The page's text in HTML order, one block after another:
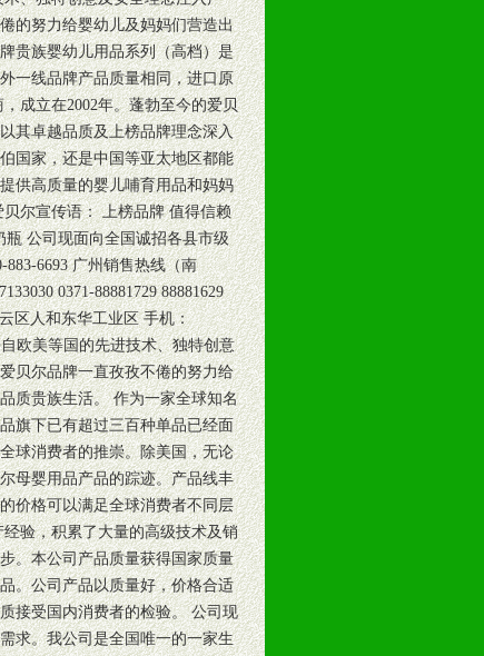
的努力给婴幼儿及妈妈们营造出
贵族婴幼儿用品系列（高档）是
一线品牌产品质量相同，进口原
成立在2002年。蓬勃至今的爱贝
其卓越品质及上榜品牌理念深入
国家，还是中国等亚太地区都能
供高质量的婴儿哺育用品和妈妈
尔宣传语： 上榜品牌 值得信赖
公司现面向全国诚招各县市级
883-6693 广州销售热线（南
0371-88881729 88881629
区人和东华工业区 手机：
欧美等国的先进技术、独特创意
贝尔品牌一直孜孜不倦的努力给
质贵族生活。 作为一家全球知名
旗下已有超过三百种单品已经面
球消费者的推崇。除美国，无论
母婴用品产品的踪迹。产品线丰
价格可以满足全球消费者不同层
验，积累了大量的高级技术及销
。本公司产品质量获得国家质量
。公司产品以质量好，价格合适
接受国内消费者的检验。 公司现
求。我公司是全国唯一的一家生